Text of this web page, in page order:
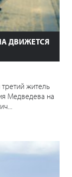
ДВИЖЕТСЯ
житель
Медведева на